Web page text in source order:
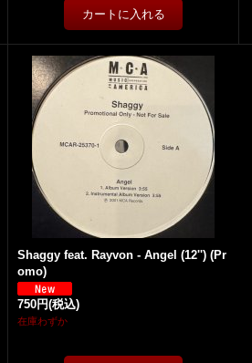
Shaggy feat. Rayvon - Angel (12'') (Pr
omo)
750円(税込)
在庫わずか